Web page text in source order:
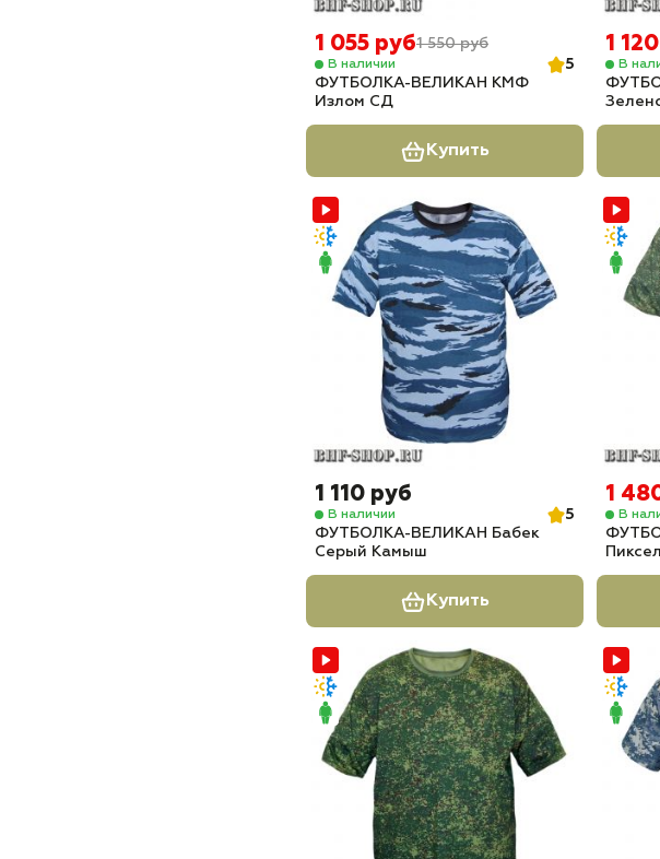
1 055 руб1 550 руб
В наличии
5
ФУТБОЛКА-ВЕЛИКАН КМФ
Излом СД
Купить
1
В
1 110 руб
В наличии
5
ФУТБОЛКА-ВЕЛИКАН Бабек
Серый Камыш
Купить
1
В